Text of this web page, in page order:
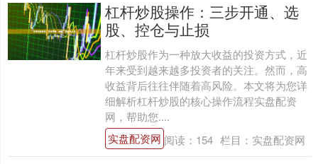
杠杆炒股操作：三步开通、选
股、控仓与止损
杠杆炒股作为一种放大收益的投资方式，近
年来受到越来越多投资者的关注。然而，高
收益背后往往伴随着高风险。本文将为您详
细解析杠杆炒股的核心操作流程实盘配资
网，帮助您....
实盘配资网 阅读： 154 栏目： 实盘配资网